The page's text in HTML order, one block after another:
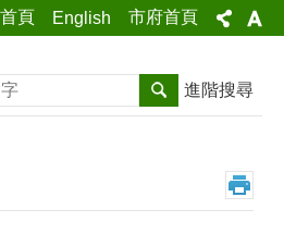
頁 English 市府首頁
搜尋 進階搜尋